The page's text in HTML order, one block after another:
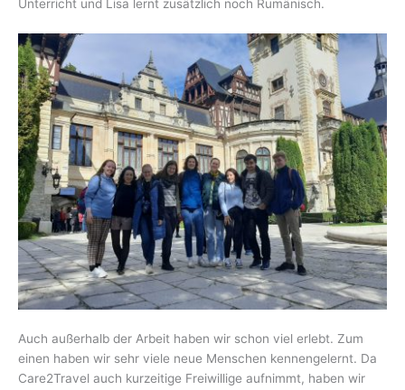
Unterricht und Lisa lernt zusätzlich noch Rumänisch.
Auch außerhalb der Arbeit haben wir schon viel erlebt. Zum
einen haben wir sehr viele neue Menschen kennengelernt. Da
Care2Travel auch kurzeitige Freiwillige aufnimmt, haben wir